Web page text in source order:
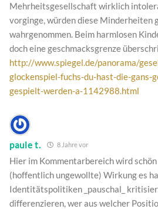
Mehrheitsgesellschaft wirklich
vorginge, würden diese Minderheiten
wahrgenommen. Beim harmlosen
doch eine geschmacksgrenze
http://www.spiegel.de/panorama/
glockenspiel-fuchs-du-hast-die-gans-
gespielt-werden-a-1142988.html
paule t. 8 Jahre vor
Hier im Kommentarbereich wird
(hoffentlich ungewollte) Wirkung es
Identitätspolitiken _pauschal_
differenzieren, wer aus welcher